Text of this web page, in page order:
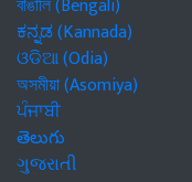
বাঙালি (Bengali)
ಕನ್ನಡ (Kannada)
ଓଡିଆ (Odia)
অসমীয়া (Asomiya)
ਪੰਜਾਬੀ
తెలుగు
ગુજરાતી